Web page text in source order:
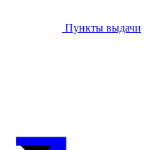
Пункты выдачи